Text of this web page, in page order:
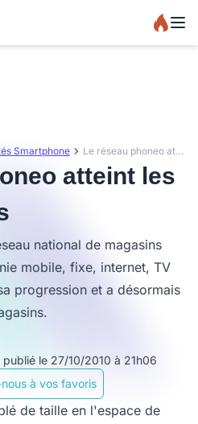
Smartphone Le réseau phoneo atteint les 200 magasins
atteint les
national de magasins
mobile, fixe, internet, TV
progression et a désormais
publié le 27/10/2010 à 21h06
à vos favoris
de taille en l'espace de